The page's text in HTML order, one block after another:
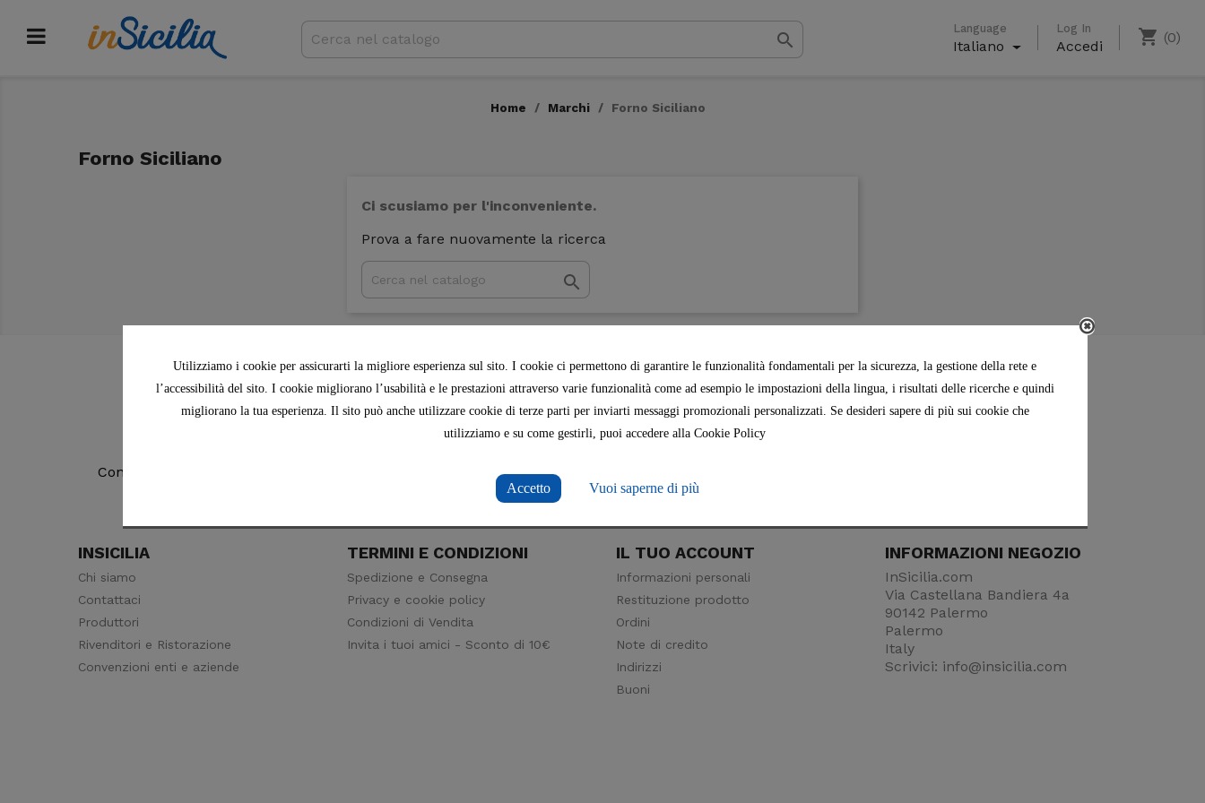
Utilizziamo i cookie per assicurarti la migliore esperienza sul sito. I cookie ci permettono di garantire le funzionalità fondamentali per la sicurezza, la gestione della rete e
l’accessibilità del sito. I cookie migliorano l’usabilità e le prestazioni attraverso varie funzionalità come ad esempio le impostazioni della lingua, i risultati delle ricerche e quindi
migliorano la tua esperienza. Il sito può anche utilizzare cookie di terze parti per inviarti messaggi promozionali personalizzati. Se desideri sapere di più sui cookie che
utilizziamo e su come gestirli, puoi accedere alla Cookie Policy
Accetto Vuoi saperne di più

Language
Italiano
Log In
Accedi shopping_cart (0)
Home Marchi Forno Siciliano
Forno Siciliano
Ci scusiamo per l'inconveniente.
Prova a fare nuovamente la ricerca

Con Paypal o Carte di Credito
In Italia per ordini superiori a 79€
INSICILIA
Chi siamo
Contattaci
Produttori
Rivenditori e Ristorazione
Convenzioni enti e aziende
TERMINI E CONDIZIONI
Spedizione e Consegna
Privacy e cookie policy
Condizioni di Vendita
Invita i tuoi amici - Sconto di 10€
IL TUO ACCOUNT
Informazioni personali
Restituzione prodotto
Ordini
Note di credito
Indirizzi
Buoni
INFORMAZIONI NEGOZIO
InSicilia.com
Via Castellana Bandiera 4a
90142 Palermo
Palermo
Italy
Scrivici: info@insicilia.com